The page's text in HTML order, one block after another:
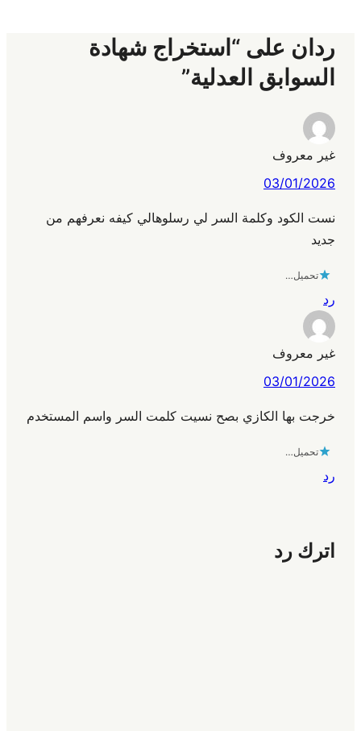
ردان على “استخراج شهادة
السوابق العدلية”
غير معروف
03/01/2026
نست الكود وكلمة السر لي رسلوهالي كيفه نعرفهم من
جديد
تحميل…
رد
غير معروف
03/01/2026
خرجت بها الكازي بصح نسيت كلمت السر واسم المستخدم
تحميل…
رد
اترك رد